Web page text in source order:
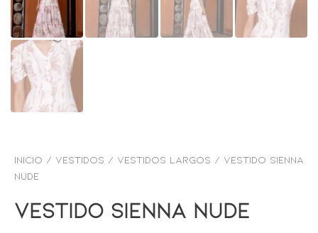
Inicio / VESTIDOS / Vestidos Largos / Vestido sienna
nude
Vestido Sienna Nude